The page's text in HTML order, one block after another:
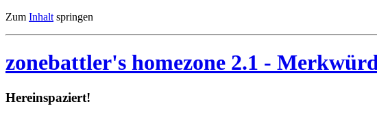
Zum Inhalt springen
zonebattler's homezone 2.1 -
Her­ein­spa­ziert!